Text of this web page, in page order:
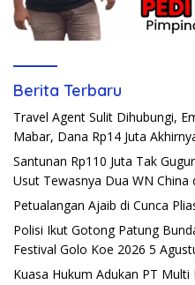
Berita Terbaru
Travel Agent Sulit Dihubungi,
Mabar, Dana Rp14 Juta
Santunan Rp110 Juta Tak
Usut Tewasnya Dua WN China
Petualangan Ajaib di Cunca
Polisi Ikut Gotong Patung
Festival Golo Koe 2026 5
Kuasa Hukum Adukan PT